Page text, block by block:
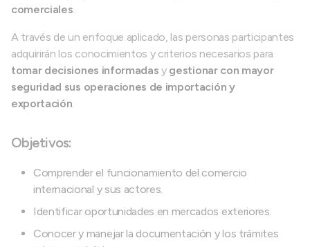
comerciales.
A través de un enfoque aplicado, las personas participantes
adquirirán los conocimientos y criterios necesarios para
tomar decisiones informadas y gestionar con mayor
seguridad sus operaciones de importación y
exportación.
Objetivos:
Comprender el funcionamiento del comercio
internacional y sus actores.
Identificar oportunidades en mercados exteriores.
Conocer y manejar la documentación y los trámites